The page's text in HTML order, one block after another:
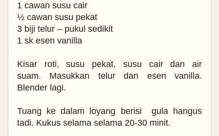
1 cawan susu cair
½ cawan susu pekat
3 biji telur – pukul sedikit
1 sk esen vanilla
Kisar roti, susu pekat, susu cair dan air
suam. Masukkan telur dan esen vanilla.
Blender lagi.
Tuang ke dalam loyang berisi gula hangus
tadi. Kukus selama selama 20-30 minit.